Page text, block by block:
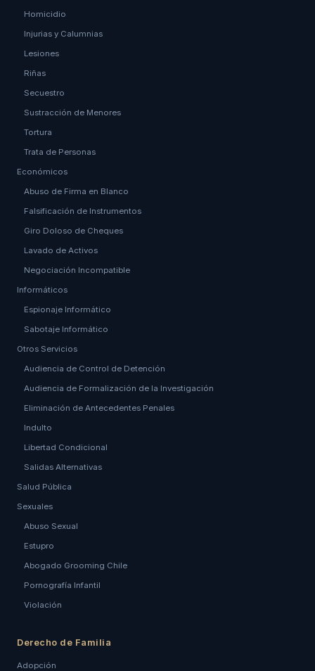
Homicidio
Injurias y Calumnias
Lesiones
Riñas
Secuestro
Sustracción de Menores
Tortura
Trata de Personas
Económicos
Abuso de Firma en Blanco
Falsificación de Instrumentos
Giro Doloso de Cheques
Lavado de Activos
Negociación Incompatible
Informáticos
Espionaje Informático
Sabotaje Informático
Otros Servicios
Audiencia de Control de Detención
Audiencia de Formalización de la Investigación
Eliminación de Antecedentes Penales
Indulto
Libertad Condicional
Salidas Alternativas
Salud Pública
Sexuales
Abuso Sexual
Estupro
Abogado Grooming Chile
Pornografía Infantil
Violación
Derecho de Familia
Adopción